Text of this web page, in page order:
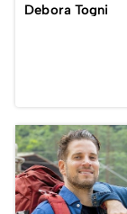
Debora Togni